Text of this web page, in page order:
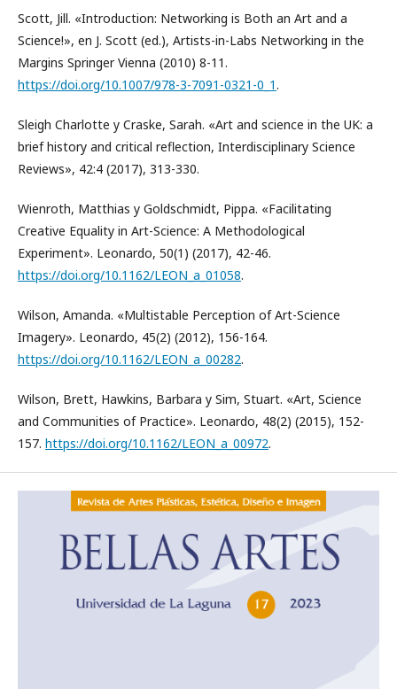
Scott, Jill. «Introduction: Networking is Both an Art and a
Science!», en J. Scott (ed.), Artists-in-Labs Networking in the
Margins Springer Vienna (2010) 8-11.
https://doi.org/10.1007/978-3-7091-0321-0_1.
Sleigh Charlotte y Craske, Sarah. «Art and science in the UK: a
brief history and critical reflection, Interdisciplinary Science
Reviews», 42:4 (2017), 313-330.
Wienroth, Matthias y Goldschmidt, Pippa. «Facilitating
Creative Equality in Art-Science: A Methodological
Experiment». Leonardo, 50(1) (2017), 42-46.
https://doi.org/10.1162/LEON_a_01058.
Wilson, Amanda. «Multistable Perception of Art-Science
Imagery». Leonardo, 45(2) (2012), 156-164.
https://doi.org/10.1162/LEON_a_00282.
Wilson, Brett, Hawkins, Barbara y Sim, Stuart. «Art, Science
and Communities of Practice». Leonardo, 48(2) (2015), 152-
157. https://doi.org/10.1162/LEON_a_00972.